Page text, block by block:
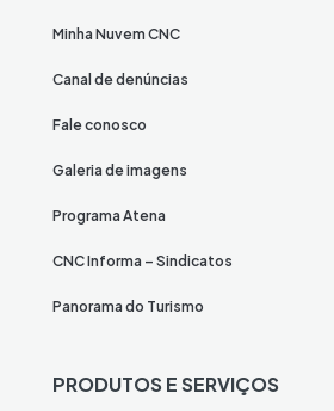
Minha Nuvem CNC
Canal de denúncias
Fale conosco
Galeria de imagens
Programa Atena
CNC Informa – Sindicatos
Panorama do Turismo
PRODUTOS E SERVIÇOS